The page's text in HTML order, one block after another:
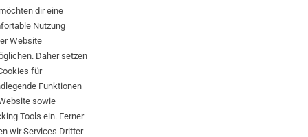
News
SCHWARTZ
KOMMERZ
dir eine
Nutzung
Website
Daher setzen
für
Funktionen
sowie
Tools ein. Ferner
wir Services Dritter